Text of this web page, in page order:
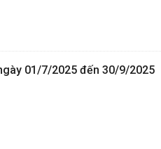
01/7/2025 đến 30/9/2025